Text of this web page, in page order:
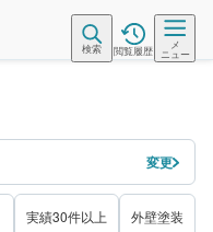
検索 閲覧履歴
メ
ニュー
変更
実績30件以上 外壁塗装